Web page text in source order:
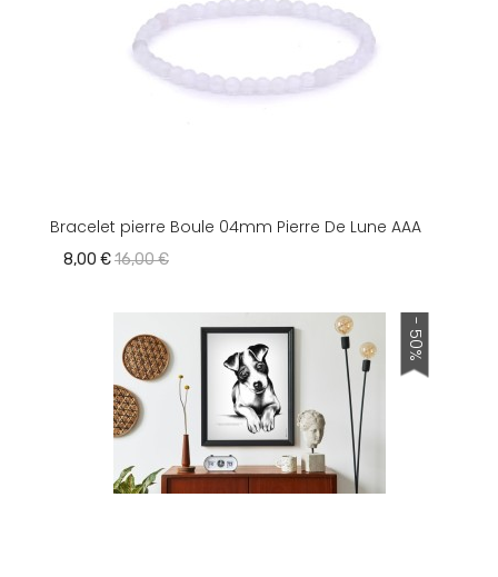
Bracelet pierre Boule 04mm Pierre De Lune AAA
8,00 €16,00 €
- 50%